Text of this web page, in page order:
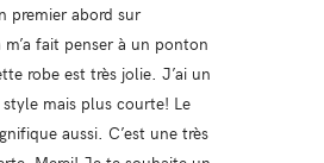
premier abord sur
m’a fait penser à un ponton
robe est très jolie. J’ai un
mais plus courte! Le
aussi. C’est une très